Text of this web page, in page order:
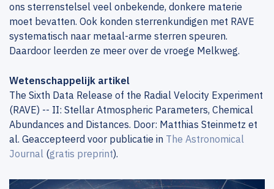
ons sterrenstelsel veel onbekende, donkere materie
moet bevatten. Ook konden sterrenkundigen met RAVE
systematisch naar metaal-arme sterren speuren.
Daardoor leerden ze meer over de vroege Melkweg.
Wetenschappelijk artikel
The Sixth Data Release of the Radial Velocity Experiment
(RAVE) -- II: Stellar Atmospheric Parameters, Chemical
Abundances and Distances. Door: Matthias Steinmetz et
al. Geaccepteerd voor publicatie in The Astronomical
Journal (gratis preprint).